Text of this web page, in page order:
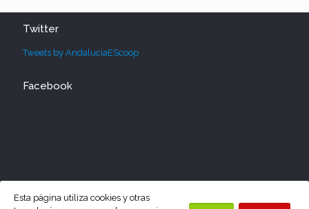
Twitter
Tweets by AndaluciaEScoop
Facebook
Esta página utiliza cookies y otras